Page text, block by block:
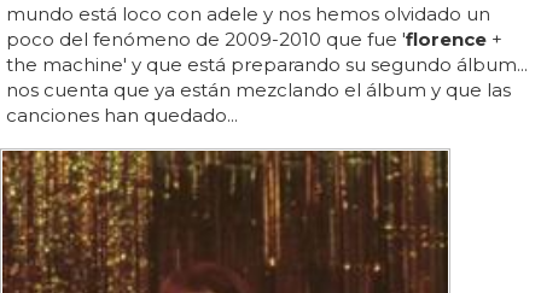
mundo está loco con adele y nos hemos olvidado un
poco del fenómeno de 2009-2010 que fue 'florence +
the machine' y que está preparando su segundo álbum...
nos cuenta que ya están mezclando el álbum y que las
canciones han quedado...